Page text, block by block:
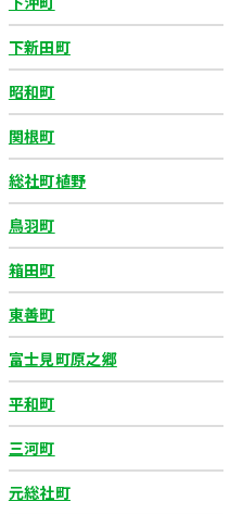
下新田町
昭和町
関根町
総社町植野
鳥羽町
箱田町
東善町
富士見町原之郷
平和町
三河町
元総社町